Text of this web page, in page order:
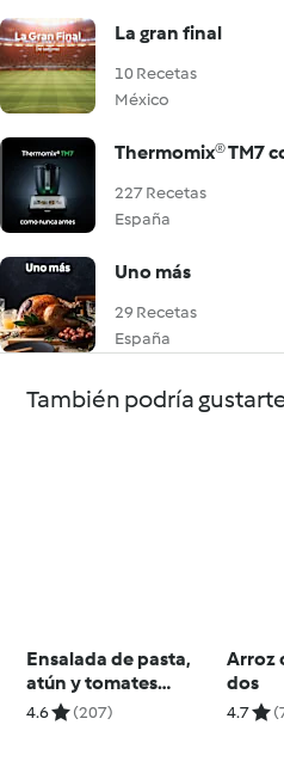
La gran final
10 Recetas
México
Thermomix® TM7
227 Recetas
España
Uno más
29 Recetas
España
También podría
Ensalada de pasta,
atún y tomates
cherry
4.6 (207)
Arroz
dos
4.7